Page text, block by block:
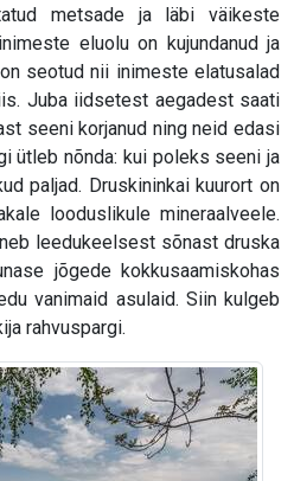
metsade ja läbi väikeste
eluolu on kujundanud ja
seotud nii inimeste elatusalad
Juba iidsetest aegadest saati
seeni korjanud ning neid edasi
ütleb nõnda: kui poleks seeni ja
paljad. Druskininkai kuurort on
looduslikule mineraalveele.
leedukeelsest sõnast druska
jõgede kokkusaamiskohas
vanimaid asulaid. Siin kulgeb
rahvuspargi.